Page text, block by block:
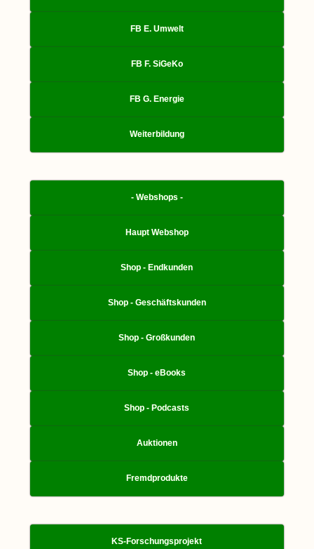
FB E. Umwelt
FB F. SiGeKo
FB G. Energie
Weiterbildung
- Webshops -
Haupt Webshop
Shop - Endkunden
Shop - Geschäftskunden
Shop - Großkunden
Shop - eBooks
Shop - Podcasts
Auktionen
Fremdprodukte
KS-Forschungsprojekt